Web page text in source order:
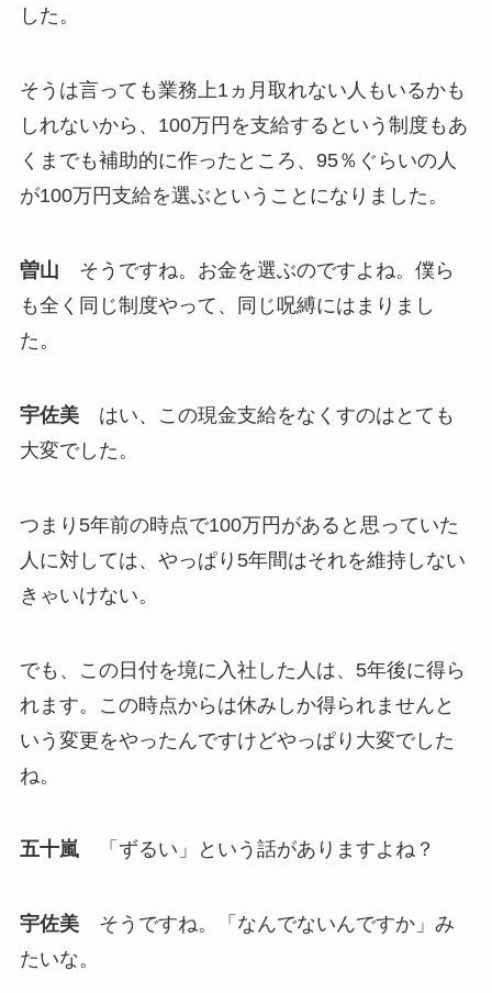
した。
そうは言っても業務上1ヵ月取れない人もいるかも
しれないから、100万円を支給するという制度もあ
くまでも補助的に作ったところ、95％ぐらいの人
が100万円支給を選ぶということになりました。
曽山 そうですね。お金を選ぶのですよね。僕ら
も全く同じ制度やって、同じ呪縛にはまりまし
た。
宇佐美はい、この現金支給をなくすのはとても
大変でした。
つまり5年前の時点で100万円があると思っていた
人に対しては、やっぱり5年間はそれを維持しない
きゃいけない。
でも、この日付を境に入社した人は、5年後に得ら
れます。この時点からは休みしか得られませんと
いう変更をやったんですけどやっぱり大変でした
ね。
五十嵐「ずるい」という話がありますよね？
宇佐美そうですね。「なんでないんですか」み
たいな。